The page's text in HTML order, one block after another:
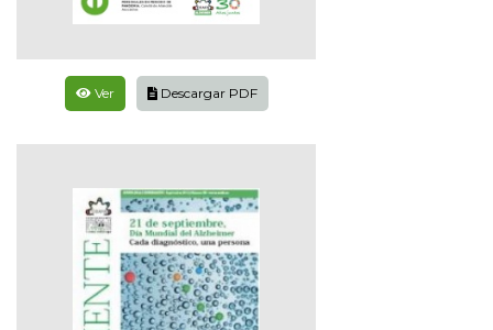
Ver Descargar PDF